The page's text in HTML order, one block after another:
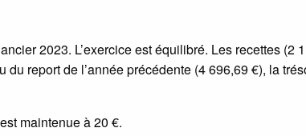
2023. L’exercice est équilibré. Les recettes (2
report de l’année précédente (4 696,69 €), la
maintenue à 20 €.